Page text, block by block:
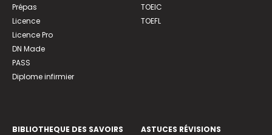
Prépas
Licence
Licence Pro
DN Made
PASS
Diplome infirmier
TOEIC
TOEFL
BIBLIOTHEQUE DES SAVOIRS
ASTUCES RÉVISIONS